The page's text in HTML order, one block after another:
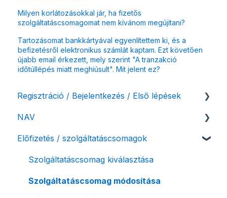
Milyen korlátozásokkal jár, ha fizetős
szolgáltatáscsomagomat nem kívánom megújítani?
Tartozásomat bankkártyával egyenlítettem ki, és a
befizetésről elektronikus számlát kaptam. Ezt követően
újabb email érkezett, mely szerint "A tranzakció
időtúllépés miatt meghiúsult". Mit jelent ez?
Regisztráció / Bejelentkezés / Első lépések
Felhasználó beállításai
Számlázási fiók kezdő beállításai, első lépések
NAV
NAV online adatszolgáltatás
Adóhatósági ellenőrzés adatszolgáltatás
NAV pénztárgép feladás (PTGSZLAH)
Előfizetés / szolgáltatáscsomagok
Szolgáltatáscsomag kiválasztása
Szolgáltatáscsomag módosítása